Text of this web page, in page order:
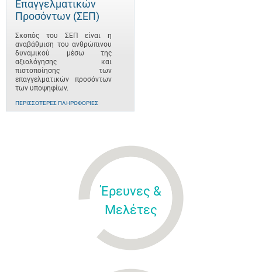
Επαγγελματικών
Προσόντων (ΣΕΠ)
Σκοπός του ΣΕΠ είναι η
αναβάθμιση του ανθρώπινου
δυναμικού μέσω της
αξιολόγησης και
πιστοποίησης των
επαγγελματικών προσόντων
των υποψηφίων.
ΠΕΡΙΣΣΌΤΕΡΕΣ ΠΛΗΡΟΦΟΡΊΕΣ
Έρευνες &
Μελέτες